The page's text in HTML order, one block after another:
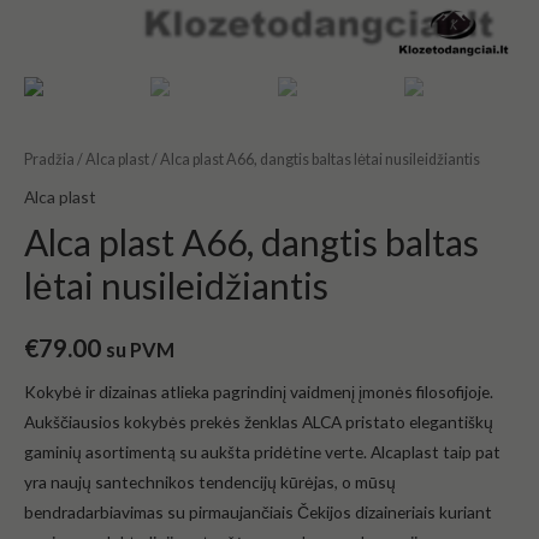
Pradžia /Alca plast/ Alca plast A66, dangtis baltas lėtai nusileidžiantis
Alca plast
Alca plast A66, dangtis baltas
lėtai nusileidžiantis
€79.00 su PVM
Kokybė ir dizainas atlieka pagrindinį vaidmenį įmonės filosofijoje.
Aukščiausios kokybės prekės ženklas ALCA pristato elegantiškų
gaminių asortimentą su aukšta pridėtine verte. Alcaplast taip pat
yra naujų santechnikos tendencijų kūrėjas, o mūsų
bendradarbiavimas su pirmaujančiais Čekijos dizaineriais kuriant